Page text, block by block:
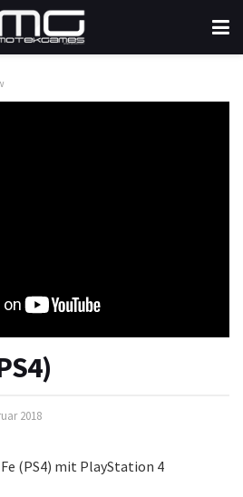
2018
(PS4) mit PlayStation 4